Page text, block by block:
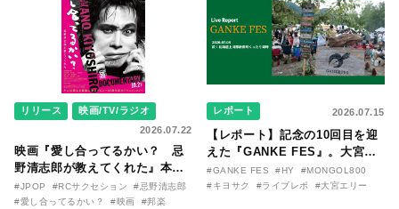
リリース
映画/TV/ラジオ
2026.07.22
映画『愛し合ってるかい？ 忌
野清志郎が教えてくれた』本予
告映像とキービジュアルがつい
に解禁！ キヨシロー関連商品も
#JPOP #RCサクセション
#忌野清志郎
#愛し合ってるかい？
#映画 #邦楽
レポート 2026.07.15
【レポート】記念の10回目を迎
えた『GANKE FES』。大宮エ
リー作『アイヌの神々の崖』を
前に、キヨサク
#GANKE FES #HY
#MONGOL800
#キヨサク
#ライブレポ #大宮エリー